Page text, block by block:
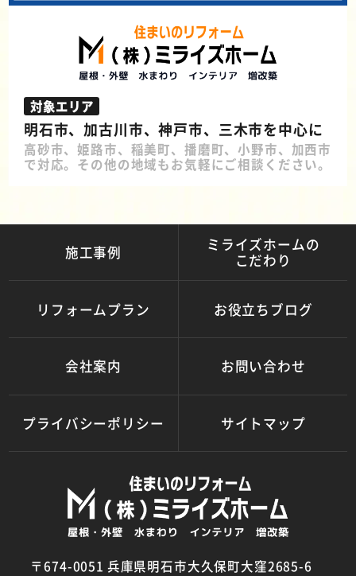
対象エリア
明石市、加古川市、神戸市、三木市を中心に
高砂市、姫路市、稲美町、播磨町、小野市、加西市
で対応。その他の地域もお気軽にご相談ください。
施工事例
ミライズホームの
こだわり
リフォームプラン お役立ちブログ
会社案内 お問い合わせ
プライバシーポリシー サイトマップ
〒674-0051 兵庫県明石市大久保町大窪2685-6